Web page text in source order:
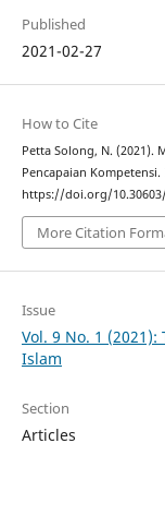
Published
2021-02-27
How to Cite
Petta Solong, N. (2021).
Pencapaian Kompetensi.
https://doi.org/
More Citation
Issue
Vol. 9 No. 1
Islam
Section
Articles